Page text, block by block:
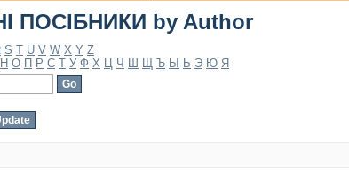
ПОСІБНИКИ by Author
S T U V W X Y Z
Н О П Р С Т У Ф Х Ц Ч Ш Щ Ъ Ы Ь Э Ю Я